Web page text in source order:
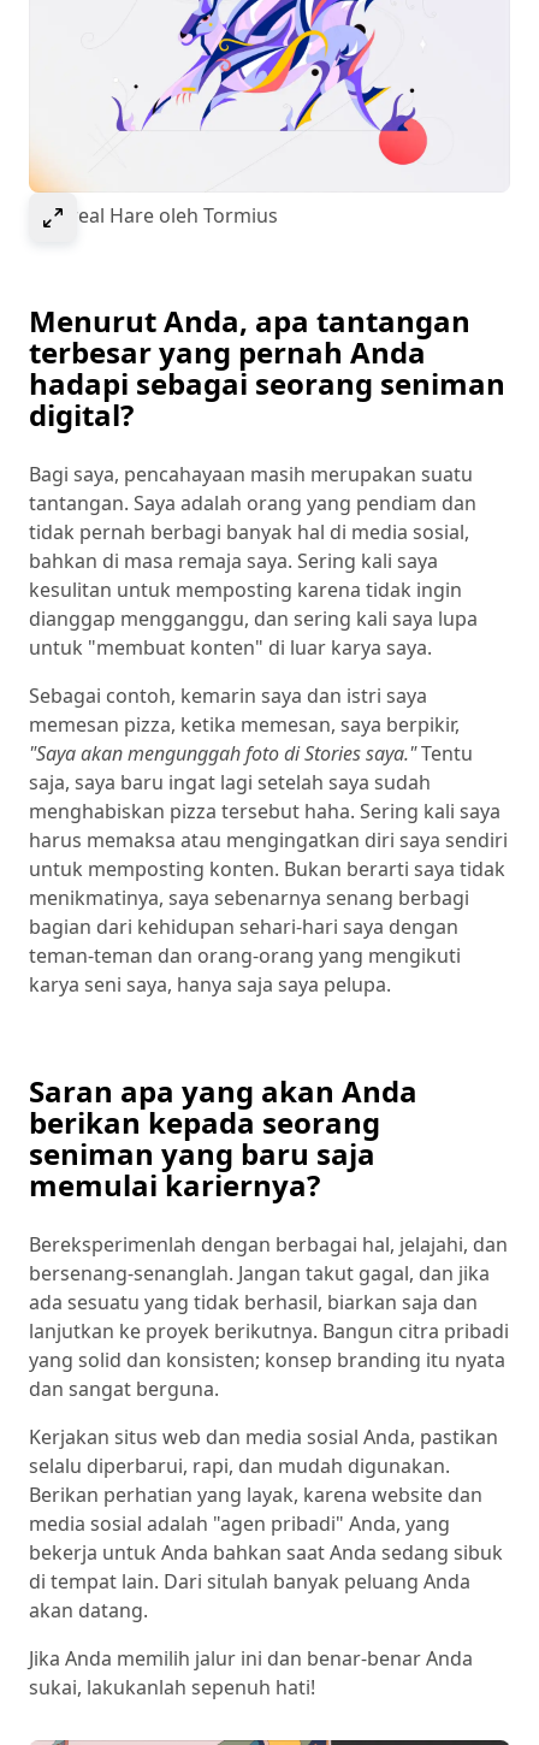
Select to expand image
Ethereal Hare oleh Tormius
Menurut Anda, apa tantangan
terbesar yang pernah Anda
hadapi sebagai seorang seniman
digital?
Bagi saya, pencahayaan masih merupakan suatu
tantangan. Saya adalah orang yang pendiam dan
tidak pernah berbagi banyak hal di media sosial,
bahkan di masa remaja saya. Sering kali saya
kesulitan untuk memposting karena tidak ingin
dianggap mengganggu, dan sering kali saya lupa
untuk "membuat konten" di luar karya saya.
Sebagai contoh, kemarin saya dan istri saya
memesan pizza, ketika memesan, saya berpikir,
"Saya akan mengunggah foto di Stories saya."Tentu
saja, saya baru ingat lagi setelah saya sudah
menghabiskan pizza tersebut haha. Sering kali saya
harus memaksa atau mengingatkan diri saya sendiri
untuk memposting konten. Bukan berarti saya tidak
menikmatinya, saya sebenarnya senang berbagi
bagian dari kehidupan sehari-hari saya dengan
teman-teman dan orang-orang yang mengikuti
karya seni saya, hanya saja saya pelupa.
Saran apa yang akan Anda
berikan kepada seorang
seniman yang baru saja
memulai kariernya?
Bereksperimenlah dengan berbagai hal, jelajahi, dan
bersenang-senanglah. Jangan takut gagal, dan jika
ada sesuatu yang tidak berhasil, biarkan saja dan
lanjutkan ke proyek berikutnya. Bangun citra pribadi
yang solid dan konsisten; konsep branding itu nyata
dan sangat berguna.
Kerjakan situs web dan media sosial Anda, pastikan
selalu diperbarui, rapi, dan mudah digunakan.
Berikan perhatian yang layak, karena website dan
media sosial adalah "agen pribadi" Anda, yang
bekerja untuk Anda bahkan saat Anda sedang sibuk
di tempat lain. Dari situlah banyak peluang Anda
akan datang.
Jika Anda memilih jalur ini dan benar-benar Anda
sukai, lakukanlah sepenuh hati!